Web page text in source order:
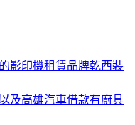
影印機租賃品牌乾西裝
及高雄汽車借款有廚具